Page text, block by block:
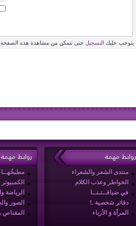
يتوجب عليك التسجيل حتى تتمكن من مشاهدة هذه الصفحة.
روابط مهمة
منتدى الشعر والشعراء
الخواطر وعذب الكلام
في ضيافــتـنــا
دفاتر شخصية .!
المرأة وَ الأزياء
روابط مهمة
مطبخُهــا
الرياضة
الصور
المقناص